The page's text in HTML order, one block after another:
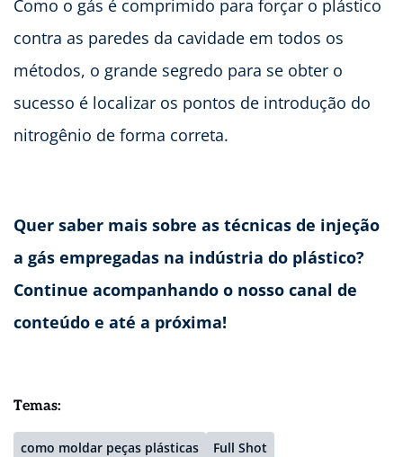
Como o gás é comprimido para forçar o plástico
contra as paredes da cavidade em todos os
métodos, o grande segredo para se obter o
sucesso é localizar os pontos de introdução do
nitrogênio de forma correta.
Quer saber mais sobre as técnicas de injeção
a gás empregadas na indústria do plástico?
Continue acompanhando o nosso canal de
conteúdo e até a próxima!
Temas:
como moldar peças plásticas
Full Shot